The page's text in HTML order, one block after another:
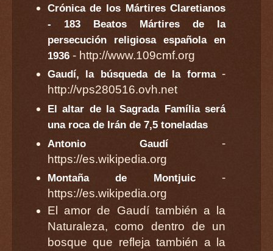
Crónica de los Mártires Claretianos
- 183 Beatos Mártires de la
persecución religiosa española en
1936- http://www.109cmf.org
Gaudí, la búsqueda de la forma-
http://vps280516.ovh.net
El altar de la Sagrada Família será
una roca de Irán de 7,5 toneladas
Antonio Gaudí -
https://es.wikipedia.org
Montaña de Montjuic-
https://es.wikipedia.org
El amor de Gaudí también a la
Naturaleza, como dentro de un
bosque que refleja también a la